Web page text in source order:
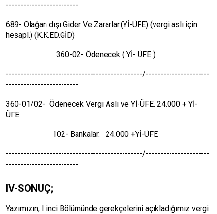
-------------------------
689- Olağan dışı Gider Ve Zararlar.(Yİ-ÜFE) (vergi aslı için
hesapl.) (K.K.ED.GİD)
360-02- Ödenecek ( Yİ- ÜFE )
-----------------------------------------------/----------------------
-------------------------
360-01/02- Ödenecek Vergi Aslı ve Yİ-ÜFE. 24.000 + Yİ-
ÜFE
102- Bankalar. 24.000 +Yİ-ÜFE
-----------------------------------------------/----------------------
-------------------------
IV-SONUÇ;
Yazımızın, I inci Bölümünde gerekçelerini açıkladığımız vergi